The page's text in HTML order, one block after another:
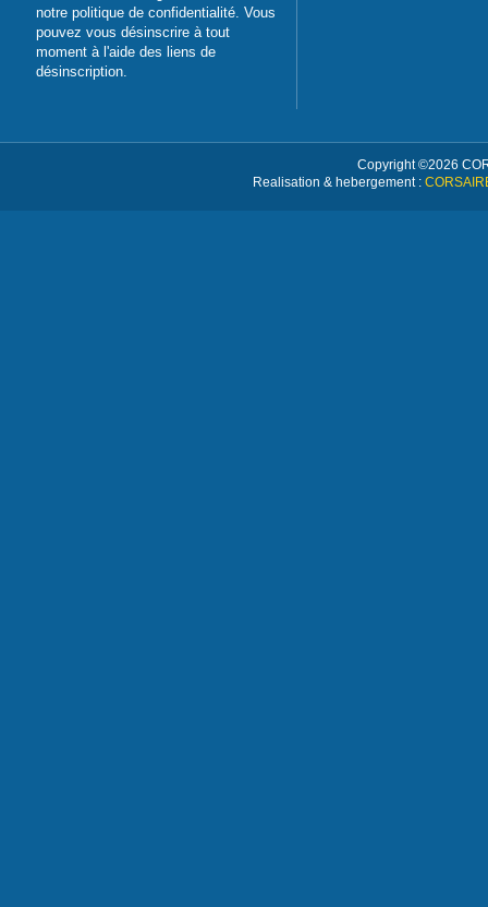
notre politique de confidentialité. Vous
pouvez vous désinscrire à tout
moment à l'aide des liens de
désinscription.
Copyright ©2026
Realisation & hebergement :